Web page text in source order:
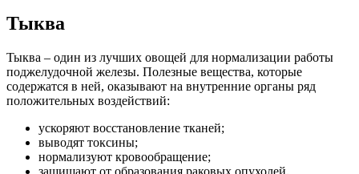
Тыква
Тыква – один из лучших овощей для нормализации работы
поджелудочной железы. Полезные вещества, которые
содержатся в ней, оказывают на внутренние органы ряд
положительных воздействий:
ускоряют восстановление тканей;
выводят токсины;
нормализуют кровообращение;
защищают от образования раковых опухолей.